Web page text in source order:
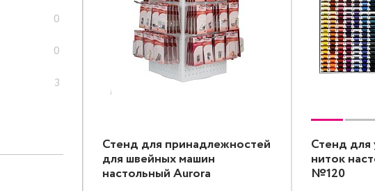
0
0
3
Стенд для принадлежностей
для швейных машин
настольный Aurora
Стенд для
ниток
№120